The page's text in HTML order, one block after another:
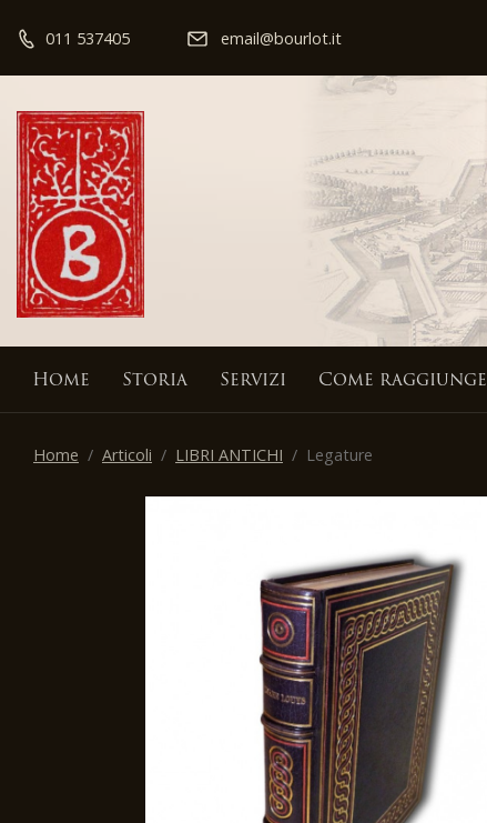
011 537405 email@bourlot.it
Home Storia Servizi Come
Home Articoli LIBRI ANTICHI Legature